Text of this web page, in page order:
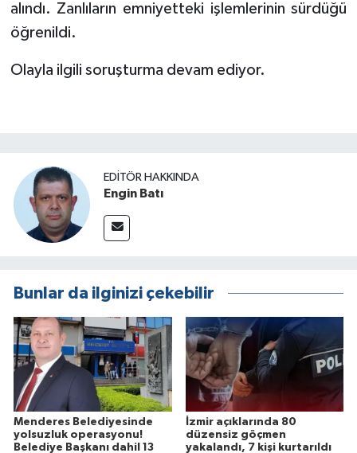
alındı. Zanlıların emniyetteki işlemlerinin sürdüğü
öğrenildi.
Olayla ilgili soruşturma devam ediyor.
EDITÖR HAKKINDA
Engin Batı
Bunlar da ilginizi çekebilir
Menderes Belediyesinde
yolsuzluk operasyonu!
Belediye Başkanı dahil 13
İzmir açıklarında 80
düzensiz göçmen
yakalandı, 7 kişi kurtarıldı